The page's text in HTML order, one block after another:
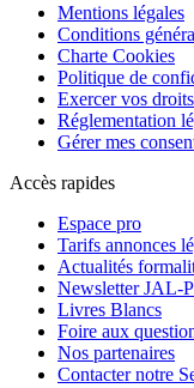
Mentions légales
Conditions
Charte Cookies
Politique de
Exercer vos
Réglementation
Gérer mes
Accès rapides
Espace pro
Tarifs annonces
Actualités
Newsletter JAL-
Livres Blancs
Foire aux
Nos partenaires
Contacter notre